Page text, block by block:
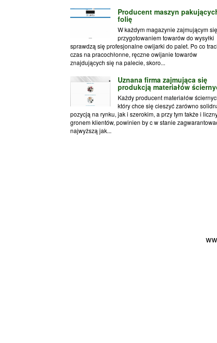
Producent maszyn
folię
W każdym magazynie zajmującym się
przygotowaniem towarów do wysyłki
sprawdzą się profesjonalne owijarki do palet. Po co
czas na pracochłonne, ręczne owijanie towarów
znajdujących się na palecie, skoro...
Uznana firma zajmująca się
produkcją materiałów
Każdy producent materiałów
który chce się cieszyć zarówno
pozycją na rynku, jak i szerokim, a przy tym także i
gronem klientów, powinien by c w stanie
najwyższą jak...